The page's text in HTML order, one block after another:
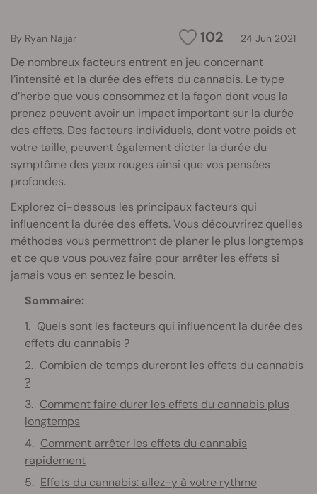
102 24 Jun 2021
By Ryan Najjar
De nombreux facteurs entrent en jeu concernant
l’intensité et la durée des effets du cannabis. Le type
d’herbe que vous consommez et la façon dont vous la
prenez peuvent avoir un impact important sur la durée
des effets. Des facteurs individuels, dont votre poids et
votre taille, peuvent également dicter la durée du
symptôme des yeux rouges ainsi que vos pensées
profondes.
Explorez ci-dessous les principaux facteurs qui
influencent la durée des effets. Vous découvrirez quelles
méthodes vous permettront de planer le plus longtemps
et ce que vous pouvez faire pour arrêter les effets si
jamais vous en sentez le besoin.
Sommaire:
Quels sont les facteurs qui influencent la durée des
effets du cannabis ?
Combien de temps dureront les effets du cannabis
?
Comment faire durer les effets du cannabis plus
longtemps
Comment arrêter les effets du cannabis
rapidement
Effets du cannabis: allez-y à votre rythme